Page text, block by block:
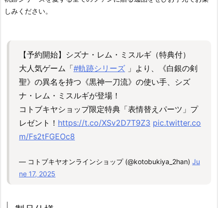
しみください。
【予約開始】シズナ・レム・ミスルギ（特典付）
大人気ゲーム「#軌跡シリーズ 」より、《白銀の剣
聖》の異名を持つ《黒神一刀流》の使い手、シズ
ナ・レム・ミスルギが登場！
コトブキヤショップ限定特典「表情替えパーツ」プ
レゼント！ https://t.co/XSv2D7T9Z3 pic.twitter.co
m/Fs2tFGEOc8
— コトブキヤオンラインショップ (@kotobukiya_2han) Ju
ne 17, 2025